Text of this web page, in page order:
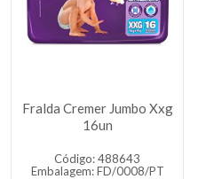
Fralda Cremer Jumbo Xxg
16un
Código: 488643
Embalagem: FD/0008/PT